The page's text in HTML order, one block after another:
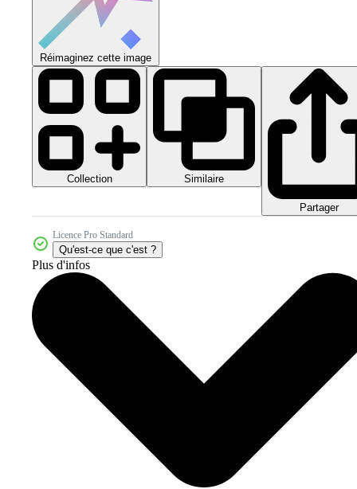
Réimaginez cette image
Collection Similaire
Partager
Licence Pro Standard
Qu'est-ce que c'est ?
Plus d'infos